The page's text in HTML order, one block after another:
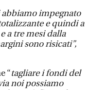
impegnato
e quindi a
a tre mesi dalla
sono risicati”,
“tagliare i fondi del
noi possiamo